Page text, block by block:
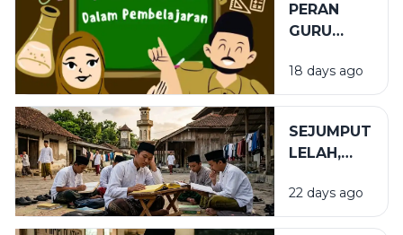
PERAN
GURU
PENDIDIKAN
18 days ago
SEJUMPUT
LELAH,
BARAKAH
22 days ago